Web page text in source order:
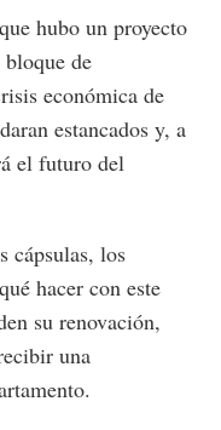
hubo un proyecto
de
económica de
estancados y, a
el futuro del
cápsulas, los
hacer con este
su renovación,
una